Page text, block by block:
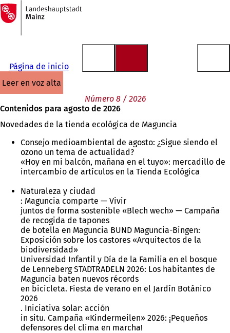
Saltar al contenido
A
la
página
Página de inicio
leer en voz alta
Número 8 / 2026
Contenidos para agosto de 2026
Novedades de la tienda ecológica de Maguncia
Consejo medioambiental de agosto: ¿Sigue siendo el
ozono un tema de actualidad?
«Hoy en mi balcón, mañana en el tuyo»: mercadillo de
intercambio de artículos en la Tienda Ecológica
Naturaleza y ciudad
: Maguncia comparte — Vivir
juntos de forma sostenible «Blech wech» — Campaña
de recogida de tapones
de botella en Maguncia BUND Maguncia-Bingen:
Exposición sobre los castores «Arquitectos de la
biodiversidad»
Universidad Infantil y Día de la Familia en el bosque
de Lenneberg STADTRADELN 2026: Los habitantes de
Maguncia baten nuevos récords
en bicicleta. Fiesta de verano en el Jardín Botánico
2026
. Iniciativa solar: acción
in situ. Campaña «Kindermeilen» 2026: ¡Pequeños
defensores del clima en marcha!